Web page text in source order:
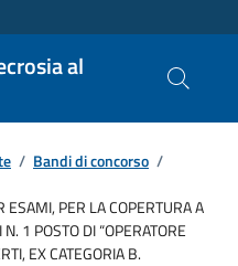
al
/ Bandi di concorso /
ESAMI, PER LA COPERTURA A
1 POSTO DI “OPERATORE
EX CATEGORIA B.